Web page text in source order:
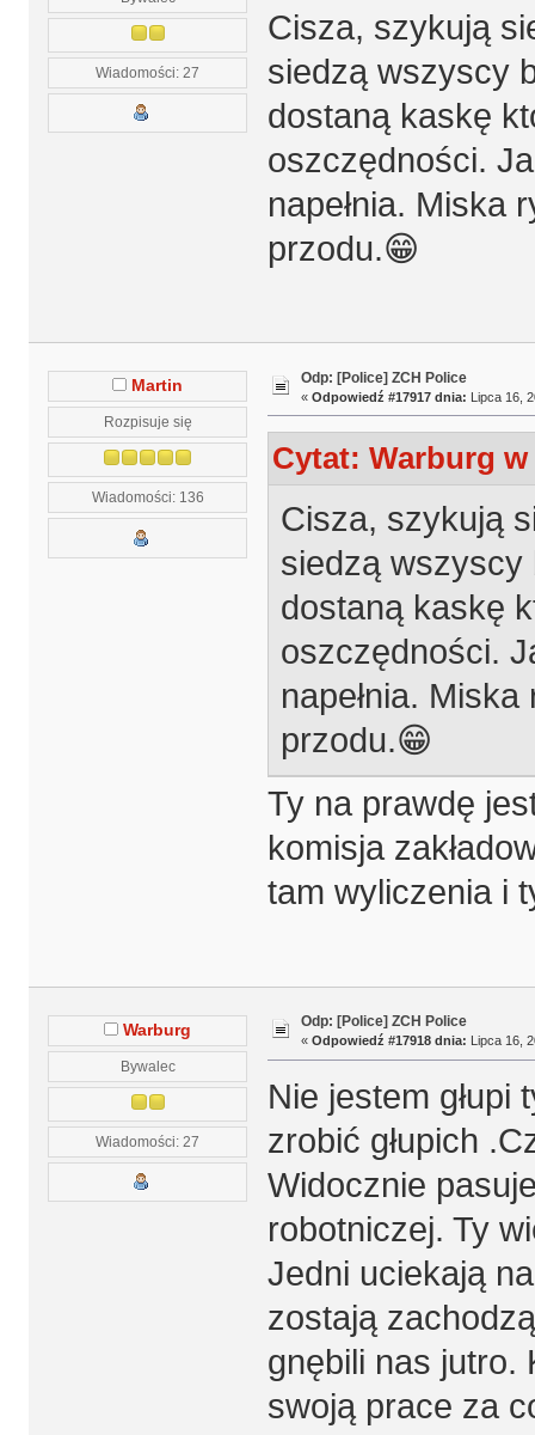
Wiadomości: 27
Cisza, szykują
siedzą wszyscy
dostaną kaskę
oszczędności.
napełnia. Miska
przodu.😁
Martin
Rozpisuje się
Wiadomości: 136
Odp: [Police] ZCH Police
« Odpowiedź #17917 dnia: Lipca 16,
Cytat: Warburg w
Cisza, szykują
siedzą wszyscy
dostaną kaskę
oszczędności.
napełnia.
przodu.😁
Ty na prawdę
komisja
tam wyliczenia i
Warburg
Bywalec
Wiadomości: 27
Odp: [Police] ZCH Police
« Odpowiedź #17918 dnia: Lipca 16,
Nie jestem
zrobić głupich
Widocznie
robotniczej. Ty
Jedni uciekają
zostają
gnębili nas jutro.
swoją prace za